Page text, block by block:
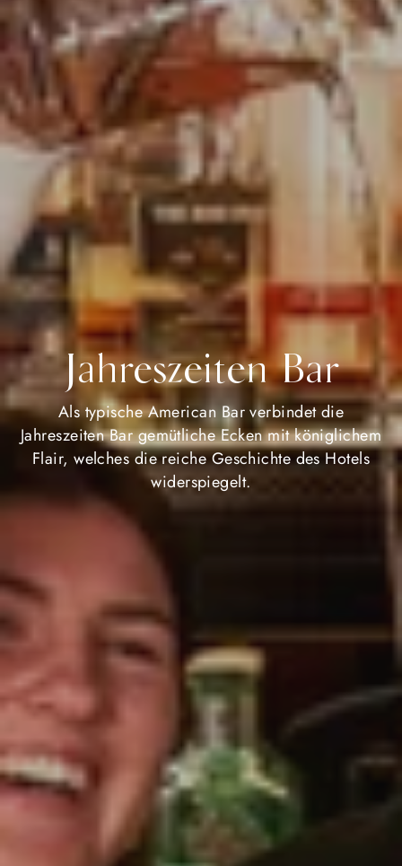
Jahreszeiten Bar
Als typische American Bar verbindet die
Jahreszeiten Bar gemütliche Ecken mit königlichem
Flair, welches die reiche Geschichte des Hotels
widerspiegelt.